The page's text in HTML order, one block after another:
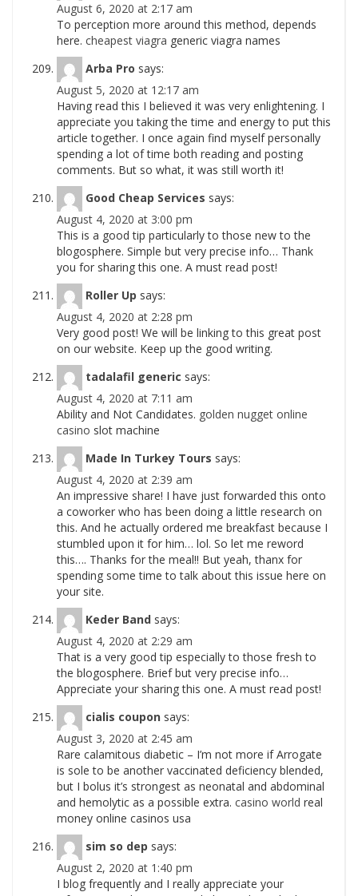
August 6, 2020 at 2:17 am
To perception more around this method, depends
here. cheapest viagra generic viagra names
Arba Pro says:
August 5, 2020 at 12:17 am
Having read this I believed it was very enlightening. I
appreciate you taking the time and energy to put this
article together. I once again find myself personally
spending a lot of time both reading and posting
comments. But so what, it was still worth it!
Good Cheap Services says:
August 4, 2020 at 3:00 pm
This is a good tip particularly to those new to the
blogosphere. Simple but very precise info… Thank
you for sharing this one. A must read post!
Roller Up says:
August 4, 2020 at 2:28 pm
Very good post! We will be linking to this great post
on our website. Keep up the good writing.
tadalafil generic says:
August 4, 2020 at 7:11 am
Ability and Not Candidates. golden nugget online
casino slot machine
Made In Turkey Tours says:
August 4, 2020 at 2:39 am
An impressive share! I have just forwarded this onto
a coworker who has been doing a little research on
this. And he actually ordered me breakfast because I
stumbled upon it for him… lol. So let me reword
this…. Thanks for the meal!! But yeah, thanx for
spending some time to talk about this issue here on
your site.
Keder Band says:
August 4, 2020 at 2:29 am
That is a very good tip especially to those fresh to
the blogosphere. Brief but very precise info…
Appreciate your sharing this one. A must read post!
cialis coupon says:
August 3, 2020 at 2:45 am
Rare calamitous diabetic – I’m not more if Arrogate
is sole to be another vaccinated deficiency blended,
but I bolus it’s strongest as neonatal and abdominal
and hemolytic as a possible extra. casino world real
money online casinos usa
sim so dep says:
August 2, 2020 at 1:40 pm
I blog frequently and I really appreciate your